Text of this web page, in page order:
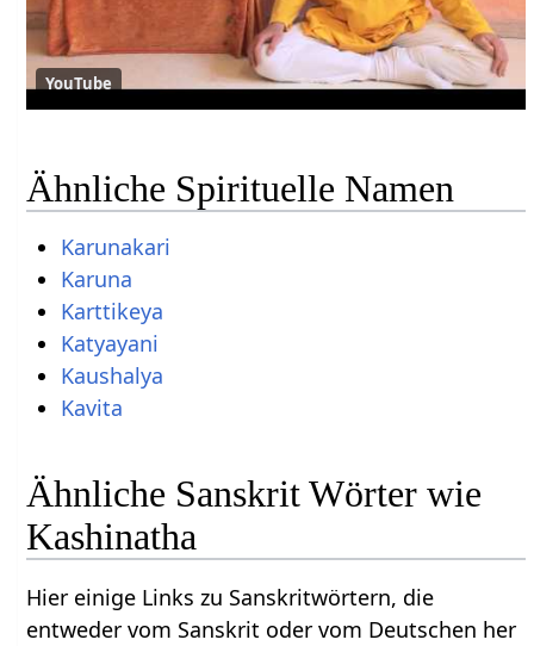
YouTube
Ähnliche Spirituelle Namen
Karunakari
Karuna
Karttikeya
Katyayani
Kaushalya
Kavita
Ähnliche Sanskrit Wörter wie
Kashinatha
Hier einige Links zu Sanskritwörtern, die
entweder vom Sanskrit oder vom Deutschen her